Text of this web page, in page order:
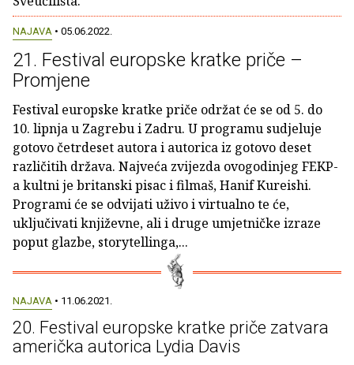
NAJAVA • 05.06.2022.
21. Festival europske kratke priče –
Promjene
Festival europske kratke priče održat će se od 5. do
10. lipnja u Zagrebu i Zadru. U programu sudjeluje
gotovo četrdeset autora i autorica iz gotovo deset
različitih država. Najveća zvijezda ovogodinjeg FEKP-
a kultni je britanski pisac i filmaš, Hanif Kureishi.
Programi će se odvijati uživo i virtualno te će,
uključivati književne, ali i druge umjetničke izraze
poput glazbe, storytellinga,...
NAJAVA • 11.06.2021.
20. Festival europske kratke priče zatvara
američka autorica Lydia Davis